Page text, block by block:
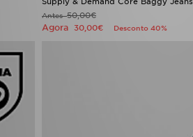
Antes50,00€
Agora 30,00€ Desconto 40%